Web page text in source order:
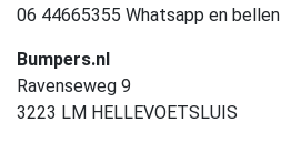
06 44665355 Whatsapp en bellen
Bumpers.nl
Ravenseweg 9
3223 LM HELLEVOETSLUIS